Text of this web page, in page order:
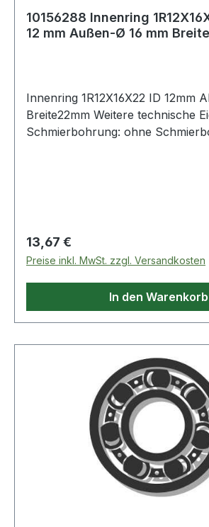
10156288 Innenring
12 mm Außen-Ø 16 mm
Innenring 1R12X16X22 ID 12mm
Breite22mm Weitere technische
Schmierbohrung: ohne
Regulärer Preis:
13,67 €
Preise inkl. MwSt. zzgl. Versandkosten
In den Warenkorb